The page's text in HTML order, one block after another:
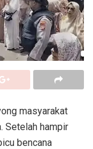
masyarakat
Setelah hampir
bencana